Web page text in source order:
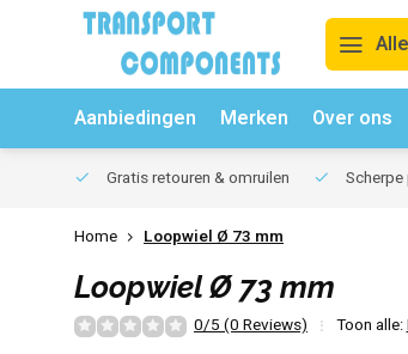
Aanbiedingen Merken Over ons
Gratis retouren & omruilen Scherpe
Home Loopwiel Ø 73 mm
Loopwiel Ø 73 mm
0/5 (0 Reviews) Toon alle: